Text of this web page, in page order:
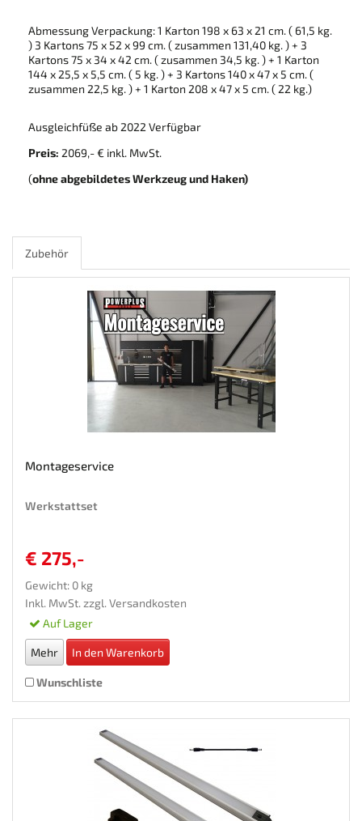
Abmessung Verpackung: 1 Karton 198 x 63 x 21 cm. ( 61,5 kg.
) 3 Kartons 75 x 52 x 99 cm. ( zusammen 131,40 kg. ) + 3
Kartons 75 x 34 x 42 cm. ( zusammen 34,5 kg. ) + 1 Karton
144 x 25,5 x 5,5 cm. ( 5 kg. ) + 3 Kartons 140 x 47 x 5 cm. (
zusammen 22,5 kg. ) + 1 Karton 208 x 47 x 5 cm. ( 22 kg.)
Ausgleichfüße ab 2022 Verfügbar
Preis: 2069,- € inkl. MwSt.
(ohne abgebildetes Werkzeug und Haken)
Zubehör
Montageservice
Werkstattset
€ 275,-
Gewicht: 0 kg
Inkl. MwSt. zzgl. Versandkosten
Auf Lager
Mehr In den Warenkorb
Wunschliste